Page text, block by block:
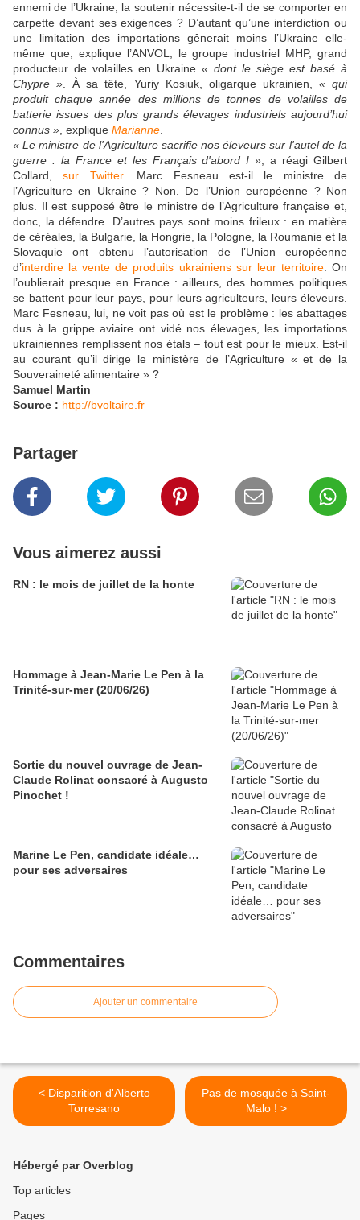
ennemi de l’Ukraine, la soutenir nécessite-t-il de se comporter en
carpette devant ses exigences ? D’autant qu’une interdiction ou
une limitation des importations gênerait moins l’Ukraine elle-
même que, explique l’ANVOL, le groupe industriel MHP, grand
producteur de volailles en Ukraine « dont le siège est basé à
Chypre » . À sa tête, Yuriy Kosiuk, oligarque ukrainien, « qui
produit chaque année des millions de tonnes de volailles de
batterie issues des plus grands élevages industriels aujourd’hui
connus » , explique Marianne
« Le ministre de l'Agriculture sacrifie nos éleveurs sur l'autel de la
guerre : la France et les Français d'abord ! » , a réagi Gilbert
Collard,sur Twitter. Marc Fesneau est-il le ministre de
l’Agriculture en Ukraine ? Non. De l’Union européenne ? Non
plus. Il est supposé être le ministre de l’Agriculture française et,
donc, la défendre. D’autres pays sont moins frileux : en matière
de céréales, la Bulgarie, la Hongrie, la Pologne, la Roumanie et la
Slovaquie ont obtenu l’autorisation de l’Union européenne
d’interdire la vente de produits ukrainiens sur leur territoire. On
l’oublierait presque en France : ailleurs, des hommes politiques
se battent pour leur pays, pour leurs agriculteurs, leurs éleveurs.
Marc Fesneau, lui, ne voit pas où est le problème : les abattages
dus à la grippe aviaire ont vidé nos élevages, les importations
ukrainiennes remplissent nos étals – tout est pour le mieux. Est-il
au courant qu’il dirige le ministère de l’Agriculture « et de la
Souveraineté alimentaire » ?
Samuel Martin
Source : http://bvoltaire.fr
Partager
Vous aimerez aussi
RN : le mois de juillet de la honte
Hommage à Jean-Marie Le Pen à la
Trinité-sur-mer (20/06/26)
Sortie du nouvel ouvrage de Jean-
Claude Rolinat consacré à Augusto
Pinochet !
Marine Le Pen, candidate idéale…
pour ses adversaires
Commentaires
Ajouter un commentaire
< Disparition d'Alberto
Torresano
Pas de mosquée à Saint-
Malo ! >
Hébergé par Overblog
Top articles
Pages